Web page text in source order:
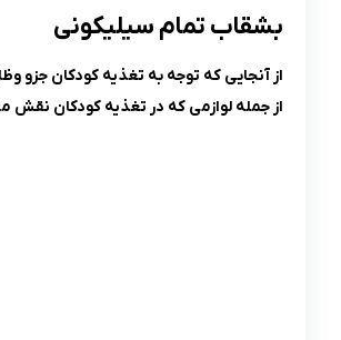
بشقاب تمام سیلیکونی
از آنجایی که توجه به تغذیه کودکان جزو
از جمله لوازمی که در تغذیه کودکان نقش